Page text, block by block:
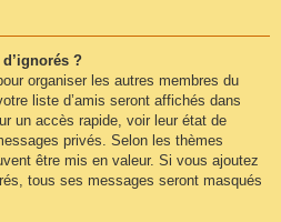
?
organiser les autres membres du
liste d’amis seront affichés dans
un accès rapide, voir leur état de
privés. Selon les thèmes
être mis en valeur. Si vous ajoutez
tous ses messages seront masqués